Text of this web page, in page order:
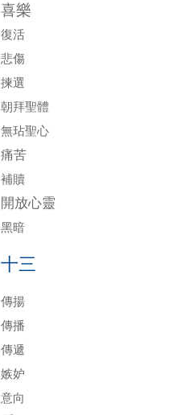
喜樂
復活
悲傷
揀選
朝拜聖體
無玷聖心
痛苦
補贖
開放心靈
黑暗
十三
傳揚
傳播
傳遞
嫉妒
意向